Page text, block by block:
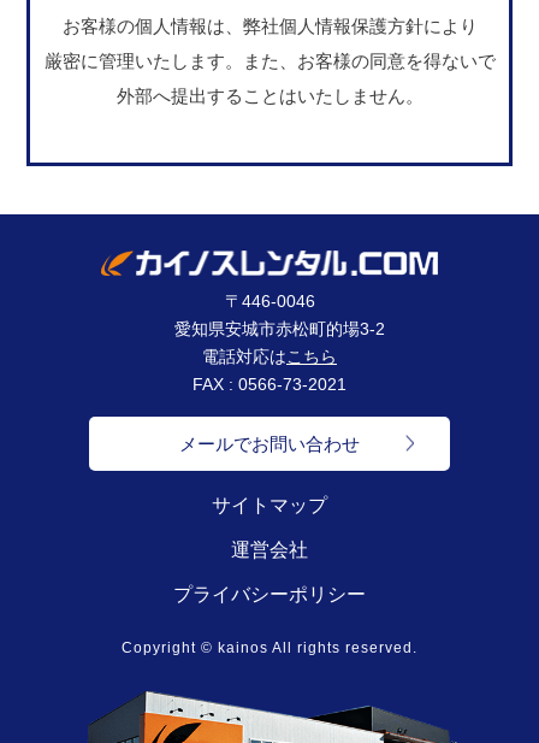
お客様の個人情報は、弊社個人情報保護方針により
厳密に管理いたします。
また、お客様の同意を得ないで
外部へ提出することはいたしません。
〒446-0046
愛知県安城市赤松町的場3-2
電話対応はこちら
FAX : 0566-73-2021
メールでお問い合わせ
サイトマップ
運営会社
プライバシーポリシー
Copyright © kainos All rights reserved.